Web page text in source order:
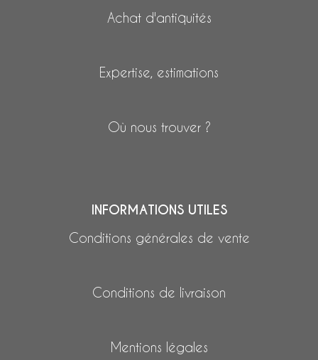
Achat d'antiquités
Expertise, estimations
Où nous trouver ?
INFORMATIONS UTILES
Conditions générales de vente
Conditions de livraison
Mentions légales